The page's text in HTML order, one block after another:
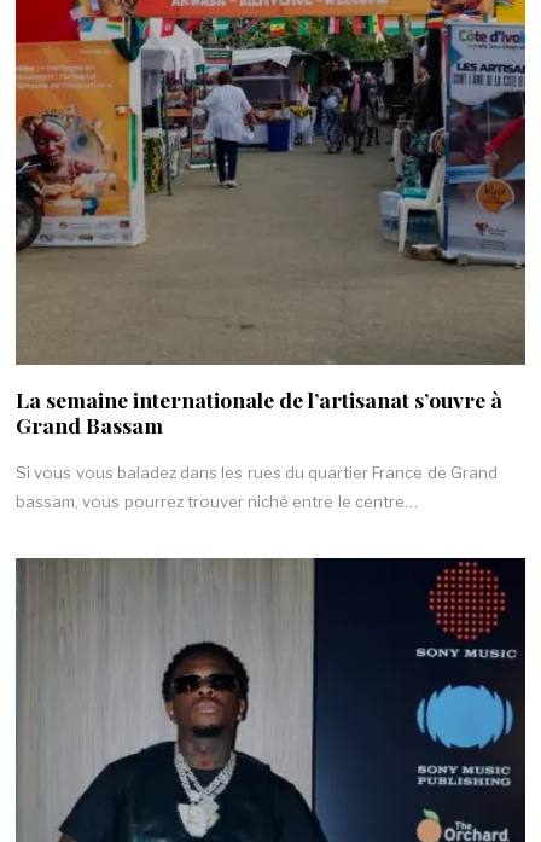
La semaine internationale de l’artisanat s’ouvre à
Grand Bassam
Si vous vous baladez dans les rues du quartier France de Grand
bassam, vous pourrez trouver niché entre le centre…